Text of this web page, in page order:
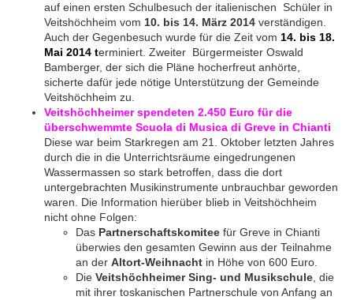
auf einen ersten Schulbesuch der italienischen Schüler in
Veitshöchheim vom 10. bis 14. März 2014 verständigen.
Auch der Gegenbesuch wurde für die Zeit vom 14. bis 18.
Mai 2014 terminiert. Zweiter Bürgermeister Oswald
Bamberger, der sich die Pläne hocherfreut anhörte,
sicherte dafür jede nötige Unterstützung der Gemeinde
Veitshöchheim zu.
Veitshöchheimer spendeten 2.450 Euro für die
überschwemmte Scuola di Musica di Greve in Chianti
Diese war beim Starkregen am 21. Oktober letzten Jahres
durch die in die Unterrichtsräume eingedrungenen
Wassermassen so stark betroffen, dass die dort
untergebrachten Musikinstrumente unbrauchbar geworden
waren. Die Information hierüber blieb in Veitshöchheim
nicht ohne Folgen:
Das Partnerschaftskomitee für Greve in Chianti
überwies den gesamten Gewinn aus der Teilnahme
an der Altort-Weihnacht in Höhe von 600 Euro.
Die Veitshöchheimer Sing- und Musikschule , die
mit ihrer toskanischen Partnerschule von Anfang an